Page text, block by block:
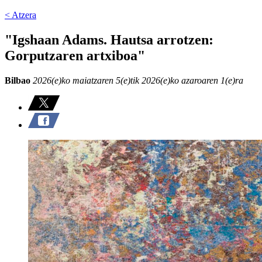
< Atzera
"Igshaan Adams. Hautsa arrotzen:
Gorputzaren artxiboa"
Bilbao 2026(e)ko maiatzaren 5(e)tik 2026(e)ko azaroaren 1(e)ra